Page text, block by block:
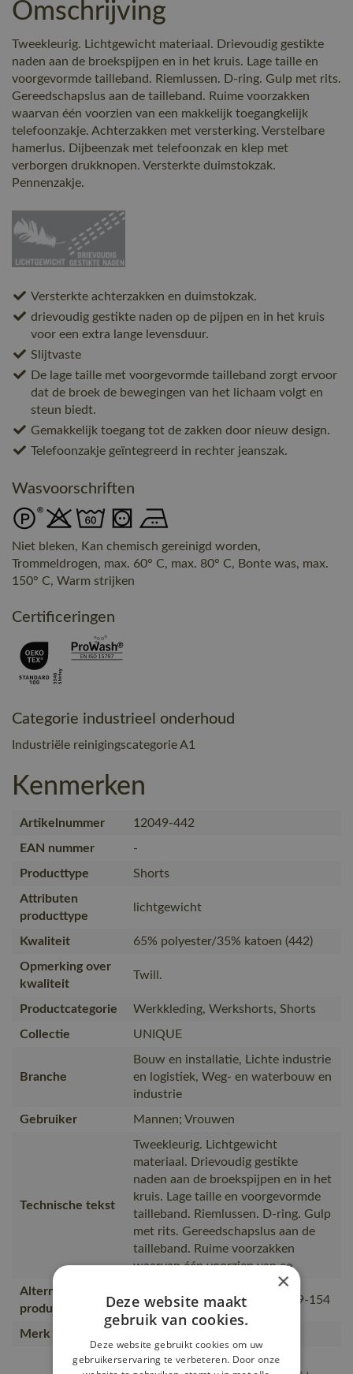
Omschrijving
Tweekleurig. Lichtgewicht materiaal. Drievoudig gestikte
naden aan de broekspijpen en in het kruis. Lage taille en
voorgevormde tailleband. Riemlussen. D-ring. Gulp met rits.
Gereedschapslus aan de tailleband. Ruime voorzakken
waarvan één voorzien van een makkelijk toegangkelijk
telefoonzakje. Achterzakken met versterking. Verstelbare
hamerlus. Dijbeenzak met telefoonzak en klep met
verborgen drukknopen. Versterkte duimstokzak.
Pennenzakje.
Versterkte achterzakken en duimstokzak.
drievoudig gestikte naden op de pijpen en in het kruis
voor een extra lange levensduur.
Slijtvaste
De lage taille met voorgevormde tailleband zorgt ervoor
dat de broek de bewegingen van het lichaam volgt en
steun biedt.
Gemakkelijk toegang tot de zakken door nieuw design.
Telefoonzakje geïntegreerd in rechter jeanszak.
Wasvoorschriften
Niet bleken, Kan chemisch gereinigd worden,
Trommeldrogen, max. 60° C, max. 80° C, Bonte was, max.
150° C, Warm strijken
Certificeringen
Categorie industrieel onderhoud
Industriële reinigingscategorie A1
Kenmerken
Artikelnummer
12049-442
EAN nummer
-
Producttype
Shorts
Attributen
producttype
lichtgewicht
Kwaliteit
65% polyester/35% katoen (442)
Opmerking over
kwaliteit
Twill.
Productcategorie
Werkkleding, Werkshorts, Shorts
Collectie
UNIQUE
Branche
Bouw en installatie, Lichte industrie
en logistiek, Weg- en waterbouw en
industrie
Gebruiker
Mannen; Vrouwen
Technische tekst
Tweekleurig. Lichtgewicht
materiaal. Drievoudig gestikte
naden aan de broekspijpen en in het
kruis. Lage taille en voorgevormde
tailleband. Riemlussen. D-ring. Gulp
met rits. Gereedschapslus aan de
tailleband. Ruime voorzakken
waarvan één voorzien van ee
Alternatieve
producten
18349-230, 14149-442, 10149-154
Merk
Versterkte achterzakken en
×
Deze website maakt
gebruik van cookies.
Deze website gebruikt cookies om uw
gebruikerservaring te verbeteren. Door onze